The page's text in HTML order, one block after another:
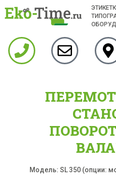
Модель: SL 350 (опции: